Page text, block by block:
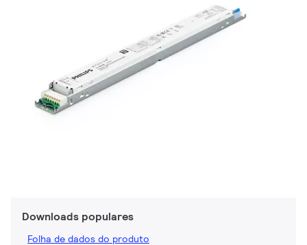
Downloads populares
Folha de dados do produto